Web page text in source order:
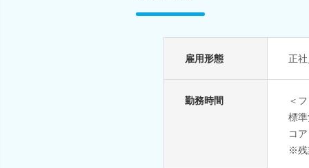
雇用形態 正
勤務時間
＜
標
コ
※残